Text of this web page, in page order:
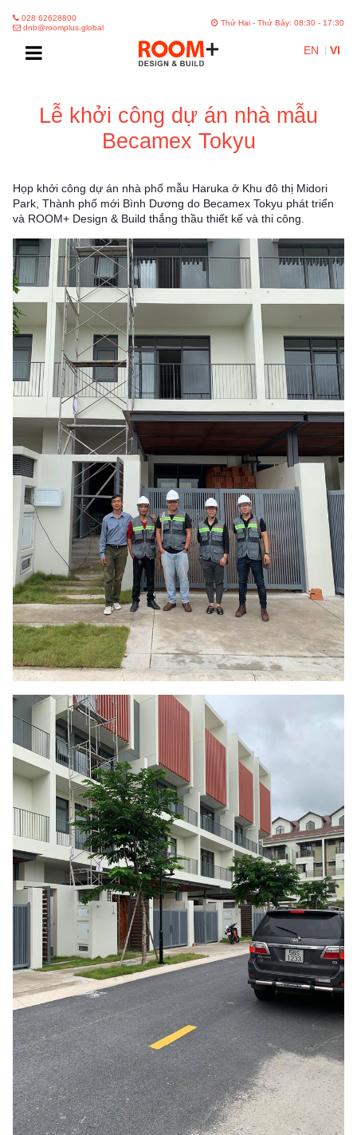
028 62628800
dnb@roomplus.global
Thứ Hai - Thứ Bảy: 08:30 - 17:30
EN VI
Lễ khởi công dự án nhà mẫu
Becamex Tokyu
Họp khởi công dự án nhà phố mẫu Haruka ở Khu đô thị Midori
Park, Thành phố mới Bình Dương do Becamex Tokyu phát triển
và ROOM+ Design & Build thắng thầu thiết kế và thi công.